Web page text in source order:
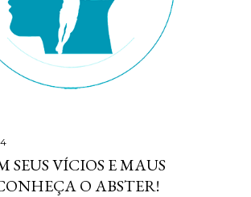
SEUS VÍCIOS E MAUS
O ABSTER!